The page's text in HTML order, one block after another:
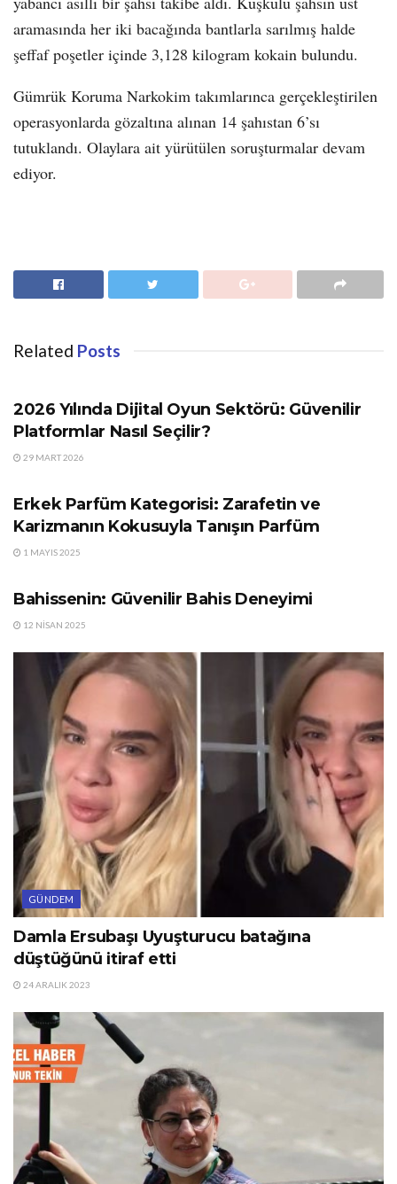
aramasında her iki bacağında bantlarla sarılmış halde
şeffaf poşetler içinde 3,128 kilogram kokain bulundu.
Gümrük Koruma Narkokim takımlarınca gerçekleştirilen
operasyonlarda gözaltına alınan 14 şahıstan 6’sı
tutuklandı. Olaylara ait yürütülen soruşturmalar devam
ediyor.
Related Posts
2026 Yılında Dijital Oyun Sektörü: Güvenilir
Platformlar Nasıl Seçilir?
29 MART 2026
Erkek Parfüm Kategorisi: Zarafetin ve
Karizmanın Kokusuyla Tanışın Parfüm
1 MAYIS 2025
Bahissenin: Güvenilir Bahis Deneyimi
12 NISAN 2025
GÜNDEM
Damla Ersubaşı Uyuşturucu batağına
düştüğünü itiraf etti
24 ARALIK 2023